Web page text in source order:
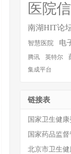
医院
南湖HIT论
智慧医院 电
腾讯
英特尔
集成平台
链接表
国家卫生健
国家药品监
北京市卫生